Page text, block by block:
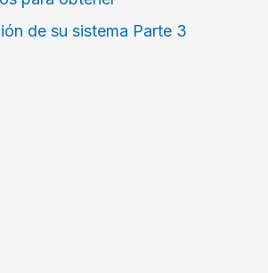
de su sistema Parte 3